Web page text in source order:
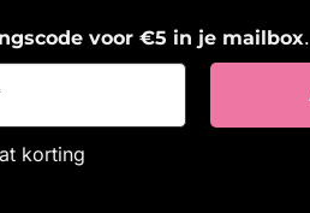
voor €5 in je mailbox.
korting